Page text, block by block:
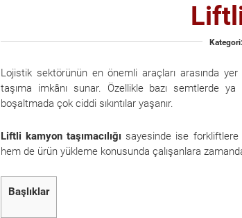
Kategori:
Lojistik sektörünün en önemli araçları arasında yer
taşıma imkânı sunar. Özellikle bazı semtlerde
boşaltmada çok ciddi sıkıntılar yaşanır.
Liftli kamyon taşımacılığı sayesinde ise forkliftlere
hem de ürün yükleme konusunda çalışanlara
Başlıklar